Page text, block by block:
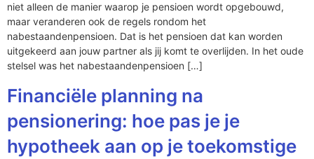
niet alleen de manier waarop je pensioen wordt opgebouwd,
maar veranderen ook de regels rondom het
nabestaandenpensioen. Dat is het pensioen dat kan worden
uitgekeerd aan jouw partner als jij komt te overlijden. In het oude
stelsel was het nabestaandenpensioen […]
Financiële planning na
pensionering: hoe pas je je
hypotheek aan op je toekomstige